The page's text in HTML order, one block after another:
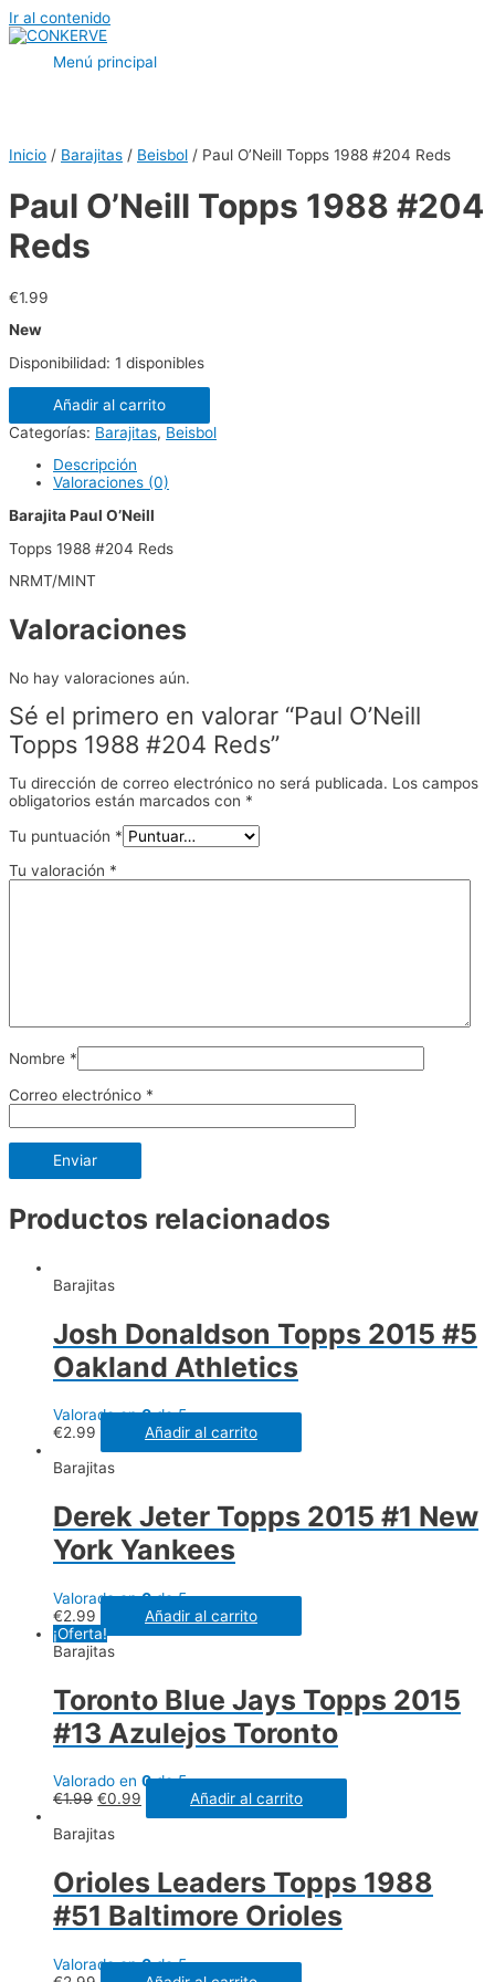
Ir al contenido
Menú principal
Inicio / Barajitas / Beisbol / Paul O’Neill Topps 1988 #204 Reds
Paul O’Neill Topps 1988 #204
Reds
€1.99
New
Disponibilidad: 1 disponibles
Añadir al carrito
Categorías: Barajitas, Beisbol
Descripción
Valoraciones (0)
Barajita Paul O’Neill
Topps 1988 #204 Reds
NRMT/MINT
Valoraciones
No hay valoraciones aún.
Sé el primero en valorar “Paul O’Neill
Topps 1988 #204 Reds”
Tu dirección de correo electrónico no será publicada. Los campos
obligatorios están marcados con *
Tu puntuación *
Tu valoración *
Nombre *
Correo electrónico *
Productos relacionados
Barajitas
Josh Donaldson Topps 2015 #5
Oakland Athletics
Valorado en0de 5
€2.99
Añadir al carrito
Barajitas
Derek Jeter Topps 2015 #1 New
York Yankees
Valorado en0de 5
€2.99
Añadir al carrito
¡Oferta!
Barajitas
Toronto Blue Jays Topps 2015
#13 Azulejos Toronto
Valorado en 0de 5
€1.99 €0.99
Añadir al carrito
Barajitas
Orioles Leaders Topps 1988
#51 Baltimore Orioles
Valorado en0de 5